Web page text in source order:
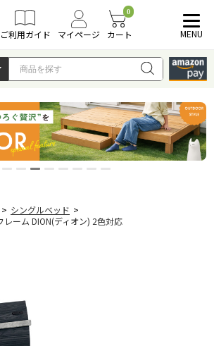
ご利用ガイド マイページ
0
カート MENU
> シングルベッド >
ーム DION(ディオン) 2色対応